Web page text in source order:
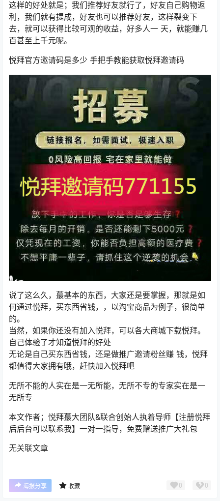
这样的好处就是；我们推荐好友就行了，好友自己购物返
利，我们就有提成，好友也可以推荐好友，这样裂变下
去，就可以获得比较可观的收益，好多人一 天，就能赚几
百甚至上千元呢。
悦拜官方邀请码是多少 手把手教能获取悦拜邀请码
说了这么久，蕞基本的东西，大家还是要掌握，那就是如
何通过悦拜，买东西省钱，，以淘宝商品为例子，很简单
的。
当然，如果你还没有加入悦拜，可以各大商城下载悦拜。
自己体验了才知道悦拜的好处
无论是自己买东西省钱，还是做推广邀请粉丝赚 钱，悦拜
都值得大家拥有哦，赶快加入悦拜吧
无所不能的人实在是一无所能，无所不专的专家实在是一
无所专
本文作者；悦拜蕞大团队&联合创始人执着导师【注册悦拜
后后台可以联系我】一对一指导，免费赠送推广大礼包
无关联文章
海报分享 收藏 0 0